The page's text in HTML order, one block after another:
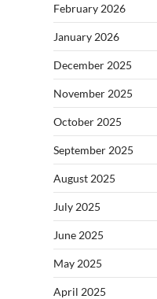
February 2026
January 2026
December 2025
November 2025
October 2025
September 2025
August 2025
July 2025
June 2025
May 2025
April 2025